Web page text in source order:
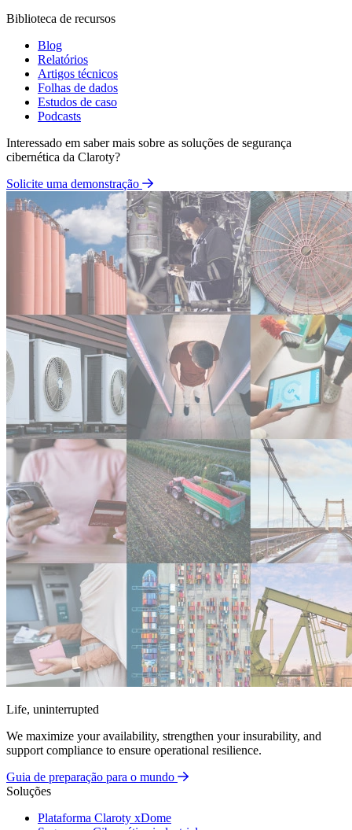
Biblioteca de recursos
Blog
Relatórios
Artigos técnicos
Folhas de dados
Estudos de caso
Podcasts
Interessado em saber mais sobre as soluções de segurança
cibernética da Claroty?
Solicite uma demonstração
Life, uninterrupted
We maximize your availability, strengthen your insurability, and
support compliance to ensure operational resilience.
Guia de preparação para o mundo
Soluções
Plataforma Claroty xDome